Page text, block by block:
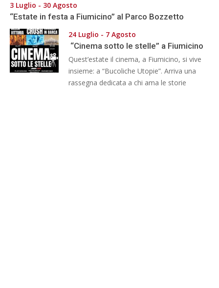
3 Luglio - 30 Agosto
“Estate in festa a Fiumicino” al Parco Bozzetto
24 Luglio - 7 Agosto
“Cinema sotto le stelle” a Fiumicino
Quest’estate il cinema, a Fiumicino, si vive
insieme: a “Bucoliche Utopie”. Arriva una
rassegna dedicata a chi ama le storie